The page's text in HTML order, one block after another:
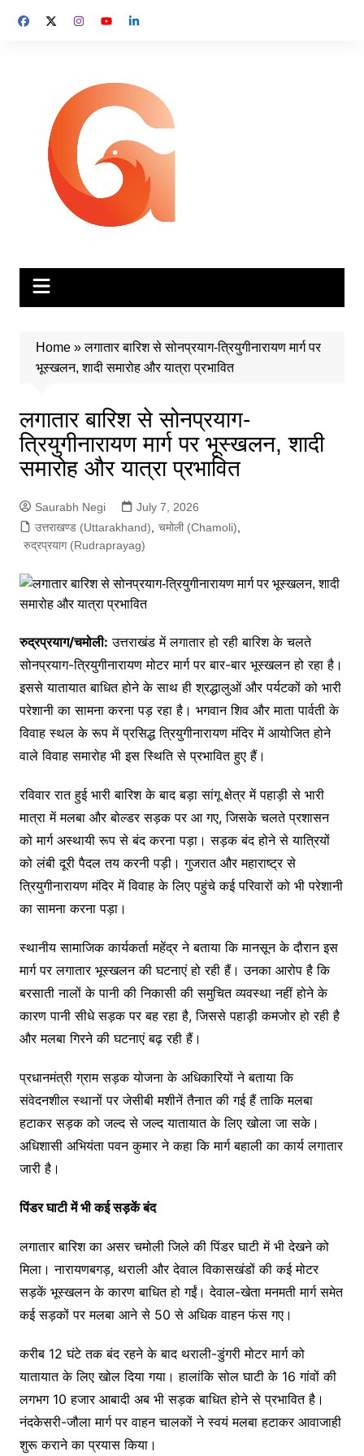
Home»लगातार बारिश से सोनप्रयाग-त्रियुगीनारायण मार्ग पर
भूस्खलन, शादी समारोह और यात्रा प्रभावित
लगातार बारिश से सोनप्रयाग-
त्रियुगीनारायण मार्ग पर भूस्खलन, शादी
समारोह और यात्रा प्रभावित
Saurabh Negi
July 7, 2026
उत्तराखण्ड (Uttarakhand)
चमोली (Chamoli)
रुद्रप्रयाग (Rudraprayag)
रुद्रप्रयाग/चमोली: उत्तराखंड में लगातार हो रही बारिश के चलते
सोनप्रयाग-त्रियुगीनारायण मोटर मार्ग पर बार-बार भूस्खलन हो रहा है।
इससे यातायात बाधित होने के साथ ही श्रद्धालुओं और पर्यटकों को भारी
परेशानी का सामना करना पड़ रहा है। भगवान शिव और माता पार्वती के
विवाह स्थल के रूप में प्रसिद्ध त्रियुगीनारायण मंदिर में आयोजित होने
वाले विवाह समारोह भी इस स्थिति से प्रभावित हुए हैं।
रविवार रात हुई भारी बारिश के बाद बड़ा सांगू क्षेत्र में पहाड़ी से भारी
मात्रा में मलबा और बोल्डर सड़क पर आ गए, जिसके चलते प्रशासन
को मार्ग अस्थायी रूप से बंद करना पड़ा। सड़क बंद होने से यात्रियों
को लंबी दूरी पैदल तय करनी पड़ी। गुजरात और महाराष्ट्र से
त्रियुगीनारायण मंदिर में विवाह के लिए पहुंचे कई परिवारों को भी परेशानी
का सामना करना पड़ा।
स्थानीय सामाजिक कार्यकर्ता महेंद्र ने बताया कि मानसून के दौरान इस
मार्ग पर लगातार भूस्खलन की घटनाएं हो रही हैं। उनका आरोप है कि
बरसाती नालों के पानी की निकासी की समुचित व्यवस्था नहीं होने के
कारण पानी सीधे सड़क पर बह रहा है, जिससे पहाड़ी कमजोर हो रही है
और मलबा गिरने की घटनाएं बढ़ रही हैं।
प्रधानमंत्री ग्राम सड़क योजना के अधिकारियों ने बताया कि
संवेदनशील स्थानों पर जेसीबी मशीनें तैनात की गई हैं ताकि मलबा
हटाकर सड़क को जल्द से जल्द यातायात के लिए खोला जा सके।
अधिशासी अभियंता पवन कुमार ने कहा कि मार्ग बहाली का कार्य लगातार
जारी है।
पिंडर घाटी में भी कई सड़कें बंद
लगातार बारिश का असर चमोली जिले की पिंडर घाटी में भी देखने को
मिला। नारायणबगड़, थराली और देवाल विकासखंडों की कई मोटर
सड़कें भूस्खलन के कारण बाधित हो गईं। देवाल-खेता मनमती मार्ग समेत
कई सड़कों पर मलबा आने से 50 से अधिक वाहन फंस गए।
करीब 12 घंटे तक बंद रहने के बाद थराली-डुंगरी मोटर मार्ग को
यातायात के लिए खोल दिया गया। हालांकि सोल घाटी के 16 गांवों की
लगभग 10 हजार आबादी अब भी सड़क बाधित होने से प्रभावित है।
नंदकेसरी-जौला मार्ग पर वाहन चालकों ने स्वयं मलबा हटाकर आवाजाही
शुरू कराने का प्रयास किया।